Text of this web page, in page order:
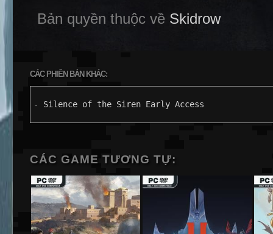
Bản quyền thuộc về Skidrow
CÁC PHIÊN BẢN KHÁC:
- Silence of the Siren Early Access
CÁC GAME TƯƠNG TỰ: